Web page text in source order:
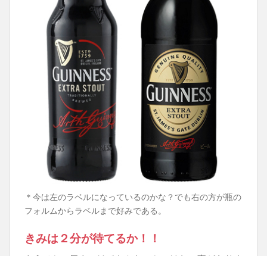
＊今は左のラベルになっているのかな？でも右の方が瓶の
フォルムからラベルまで好みである。
きみは２分が待てるか！！